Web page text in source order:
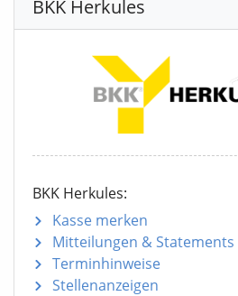
BKK Herkules
BKK Herkules:
Kasse merken
Mitteilungen & Statements
Terminhinweise
Stellenanzeigen